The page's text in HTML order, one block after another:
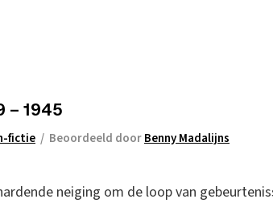
– 1945
fictie / Beoordeeld doorBenny Madalijns
neiging om de loop van